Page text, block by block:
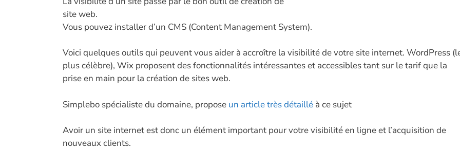
site web.
Vous pouvez installer d’un CMS (Content Management System).
Voici quelques outils qui peuvent vous aider à accroître la visibilité de votre site internet. WordPress
plus célèbre), Wix proposent des fonctionnalités intéressantes et accessibles tant sur le tarif que la
prise en main pour la création de sites web.
Simplebo spécialiste du domaine, propose un article très détaillé à ce sujet
Avoir un site internet est donc un élément important pour votre visibilité en ligne et l’acquisition de
nouveaux clients.